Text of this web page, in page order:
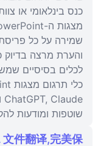
שמירה על כל
והערת מרצה בדיוק
לכלים בסיסיים
שוטפות ומודעות
件翻译,完美保